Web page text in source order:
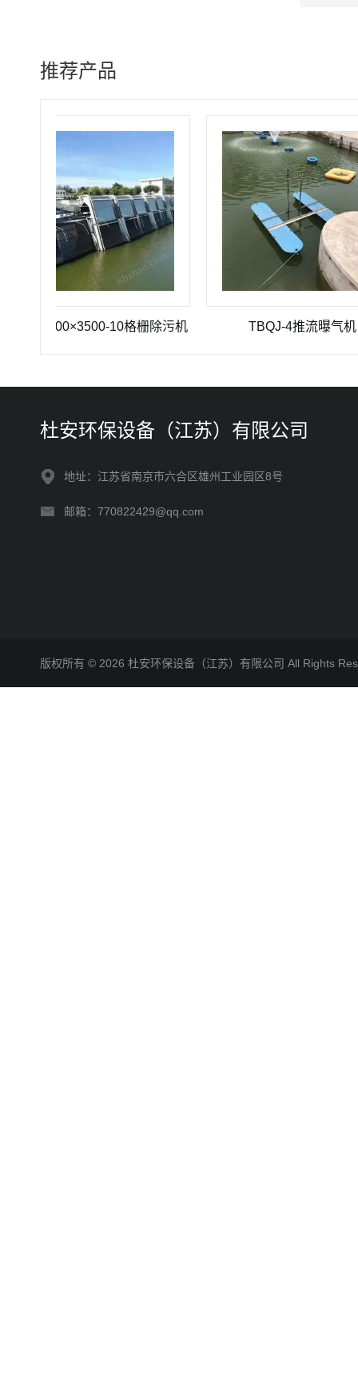
推荐产品
10格栅除污机 TBQJ-4推流曝气机
杜安环保设备（江苏）有限公司
地址：江苏省南京市六合区雄州工业园区8号
邮箱：770822429@qq.com
版权所有 © 2026 杜安环保设备（江苏）有限公司 All Rights